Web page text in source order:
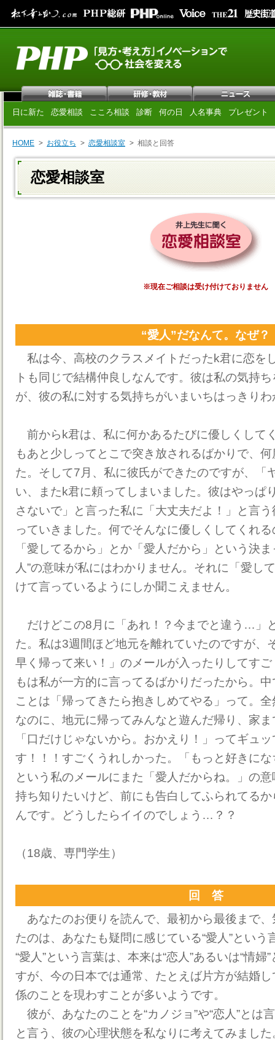
日に新た 恋愛相談 こころ相談 診断 何の日 人名事典 プレゼント
HOME お役立ち 恋愛相談室 相談と回答
恋愛相談室
※現在ご相談は受け付けておりません
“愛人”だなんて。なぜ？
私は今、高校のクラスメイトだったk君に恋を
トも同じで結構仲良しなんです。彼は私の気持
が、彼の私に対する気持ちがいまいちはっきり
前からk君は、私に何かあるたびに優しくして
もあと少しってとこで突き放されるばかりで、
た。そして7月、私に彼氏ができたのですが、「
い、またk君に頼ってしまいました。彼はやっ
さないで」と言った私に「大丈夫だよ！」と言
っていきました。何でそんなに優しくしてくれ
「愛してるから」とか「愛人だから」という決
人”の意味が私にはわかりません。それに「愛し
けて言っているようにしか聞こえません。
だけどこの8月に「あれ！？今までと違う…」
た。私は3週間ほど地元を離れていたのですが、
早く帰って来い！」のメールが入ったりしてす
もは私が一方的に言ってるばかりだったから。
ことは「帰ってきたら抱きしめてやる」って。
なのに、地元に帰ってみんなと遊んだ帰り、家
「口だけじゃないから。おかえり！」ってギュ
す！！！すごくうれしかった。「もっと好きに
という私のメールにまた「愛人だからね。」の
持ち知りたいけど、前にも告白してふられてる
んです。どうしたらイイのでしょう…？？
（18歳、専門学生）
回 答
あなたのお便りを読んで、最初から最後まで
たのは、あなたも疑問に感じている“愛人”という
“愛人”という言葉は、本来は“恋人”あるいは“情婦
すが、今の日本では通常、たとえば片方が結婚
係のことを現わすことが多いようです。
彼が、あなたのことを“カノジョ”や“恋人”とは
と言う、彼の心理状態を私なりに考えてみました